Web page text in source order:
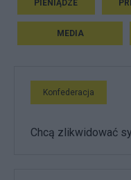
PIENIĄDZE
MEDIA
Konfederacja
Chcą zlikwidować